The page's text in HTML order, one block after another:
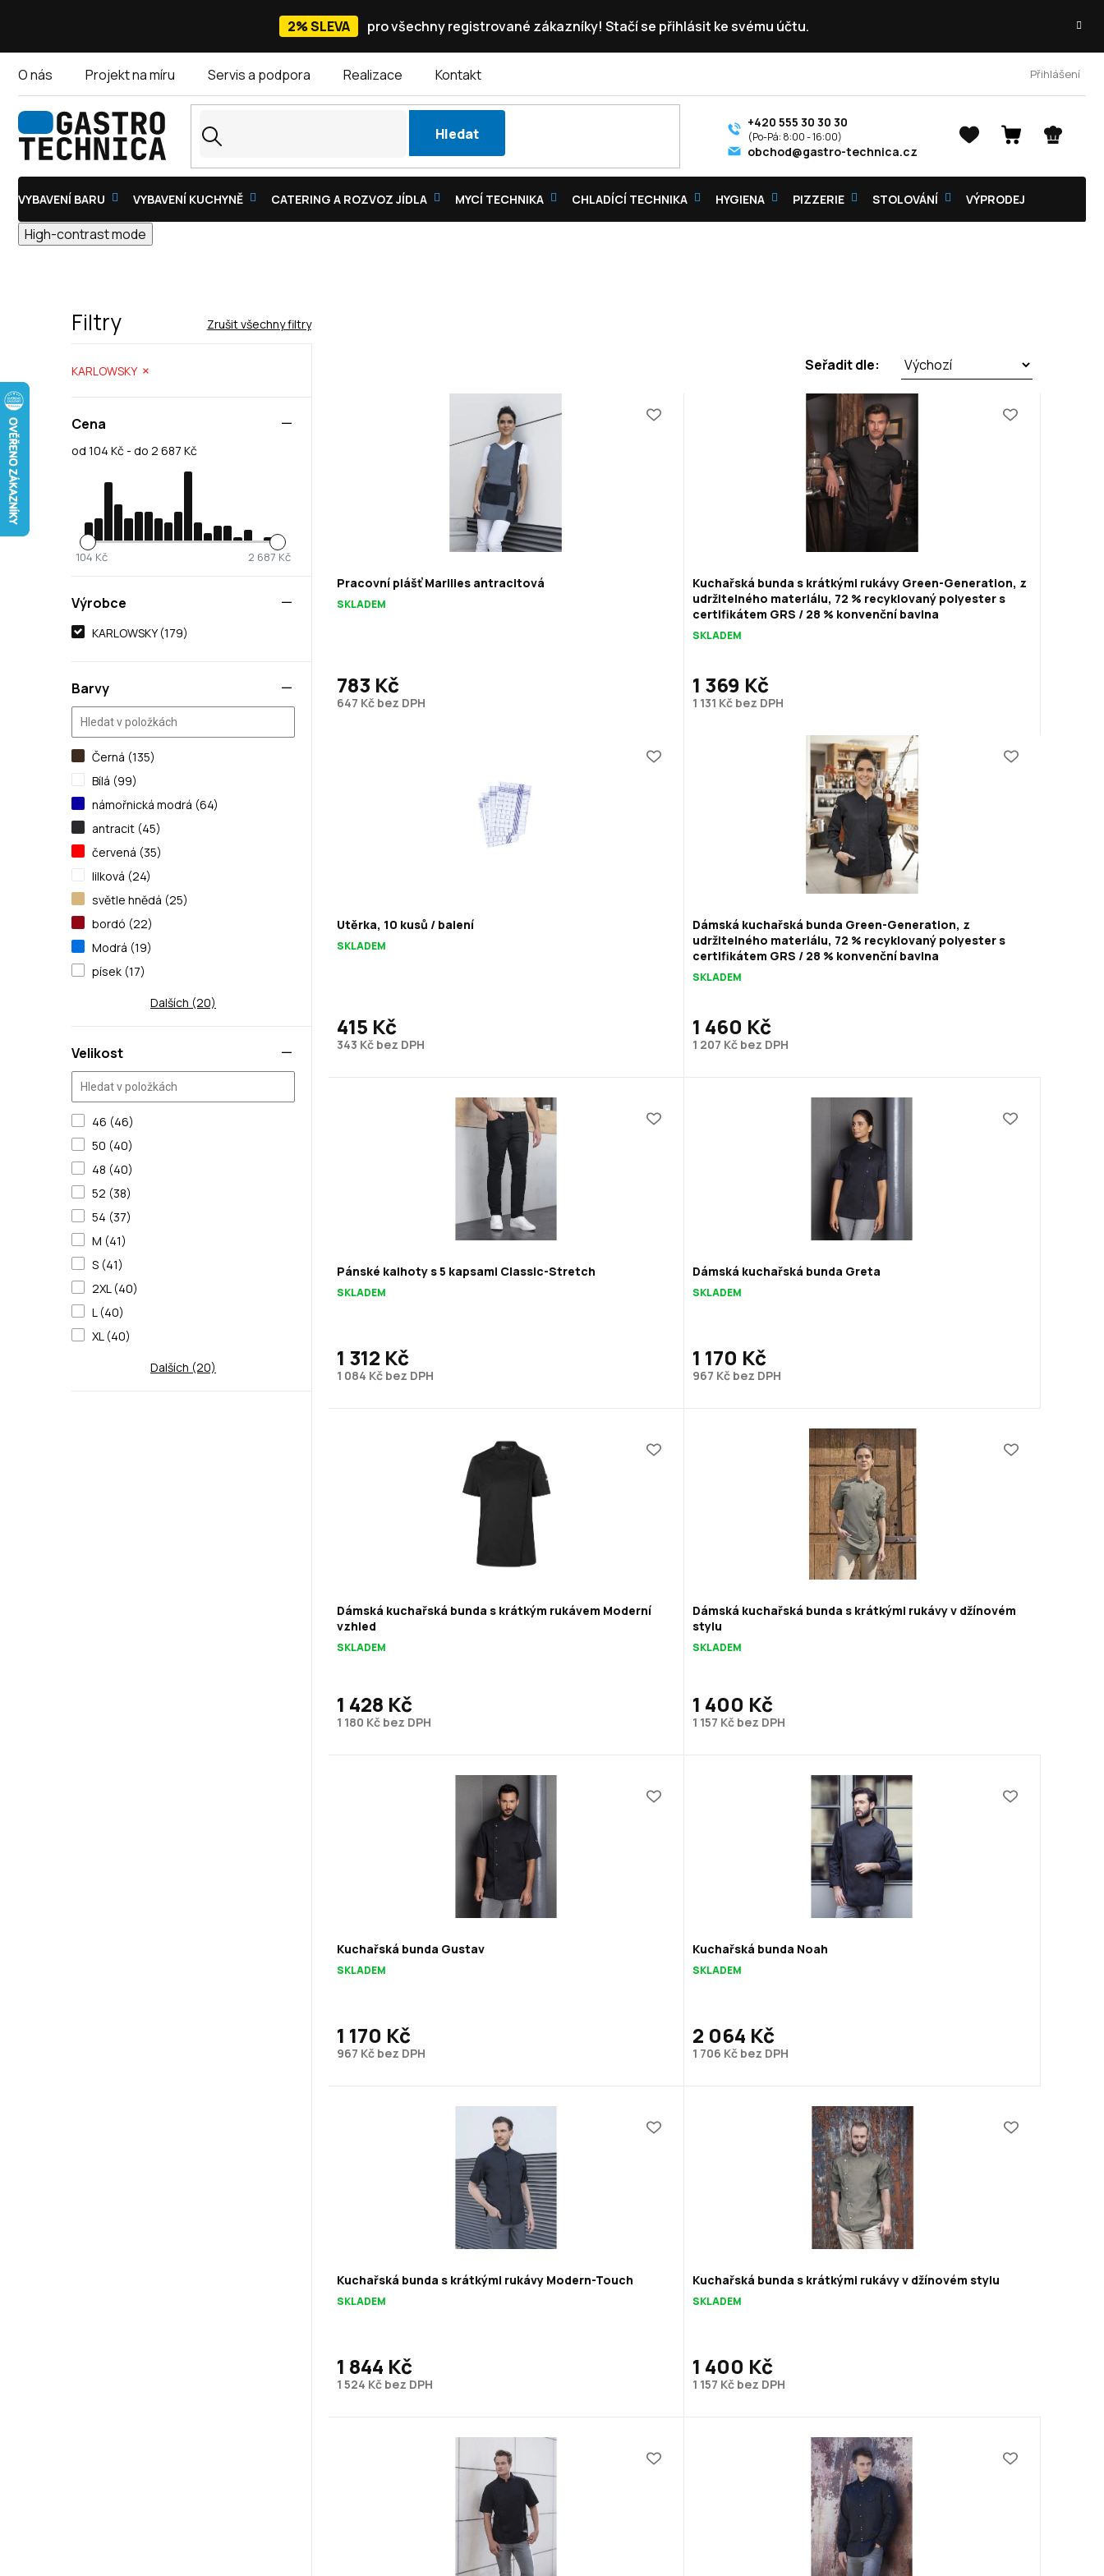
2% SLEVA pro všechny registrované zákazníky! Stačí se přihlásit ke svému účtu.
O nás Projekt na míru Servis a podpora Realizace Kontakt Přihlášení
Hledat
NÁKUPNÍ
+420 555 30 30 30
obchod@gastro-technica.cz
VYBAVENÍ BARU VYBAVENÍ KUCHYNĚ CATERING A ROZVOZ JÍDLA MYCÍ TECHNIKA CHLADÍCÍ TECHNIKA HYGIENA PIZZERIE STOLOVÁNÍ VÝPRODEJ
High-contrast mode
Filtry Zrušit všechny filtry
KARLOWSKY
Cena
od 104 Kč - do 2 687 Kč
104 Kč 2 687 Kč
Výrobce
KARLOWSKY (179)
Barvy
Černá (135)
Bílá (99)
námořnická modrá (64)
antracit (45)
červená (35)
lilková (24)
světle hnědá (25)
bordó (22)
Modrá (19)
písek (17)
Dalších (20)
Velikost
46 (46)
50 (40)
48 (40)
52 (38)
54 (37)
M (41)
S (41)
2XL (40)
L (40)
XL (40)
Dalších (20)
Seřadit dle:
Pracovní plášť Marilies antracitová
SKLADEM
647 Kč bez DPH
783 Kč
Kuchařská bunda s krátkými rukávy Green-Generation, z
udržitelného materiálu, 72 % recyklovaný polyester s
certifikátem GRS / 28 % konvenční bavlna
SKLADEM
1 131 Kč bez DPH
1 369 Kč
Utěrka, 10 kusů / balení
SKLADEM
343 Kč bez DPH
415 Kč
Dámská kuchařská bunda Green-Generation, z
udržitelného materiálu, 72 % recyklovaný polyester s
certifikátem GRS / 28 % konvenční bavlna
SKLADEM
1 207 Kč bez DPH
1 460 Kč
Pánské kalhoty s 5 kapsami Classic-Stretch
SKLADEM
1 084 Kč bez DPH
1 312 Kč
Dámská kuchařská bunda Greta
SKLADEM
967 Kč bez DPH
1 170 Kč
Dámská kuchařská bunda s krátkým rukávem Moderní
vzhled
SKLADEM
1 180 Kč bez DPH
1 428 Kč
Dámská kuchařská bunda s krátkými rukávy v džínovém
stylu
SKLADEM
1 157 Kč bez DPH
1 400 Kč
Kuchařská bunda Gustav
SKLADEM
967 Kč bez DPH
1 170 Kč
Kuchařská bunda Noah
SKLADEM
1 706 Kč bez DPH
2 064 Kč
Kuchařská bunda s krátkými rukávy Modern-Touch
SKLADEM
1 524 Kč bez DPH
1 844 Kč
Kuchařská bunda s krátkými rukávy v džínovém stylu
SKLADEM
1 157 Kč bez DPH
1 400 Kč